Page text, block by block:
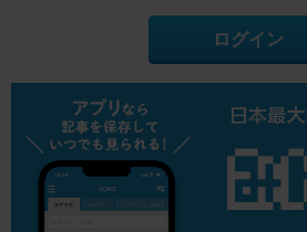
ログイン